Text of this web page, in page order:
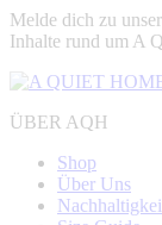
Melde dich zu
Inhalte rund um A
ÜBER AQH
Shop
Über Uns